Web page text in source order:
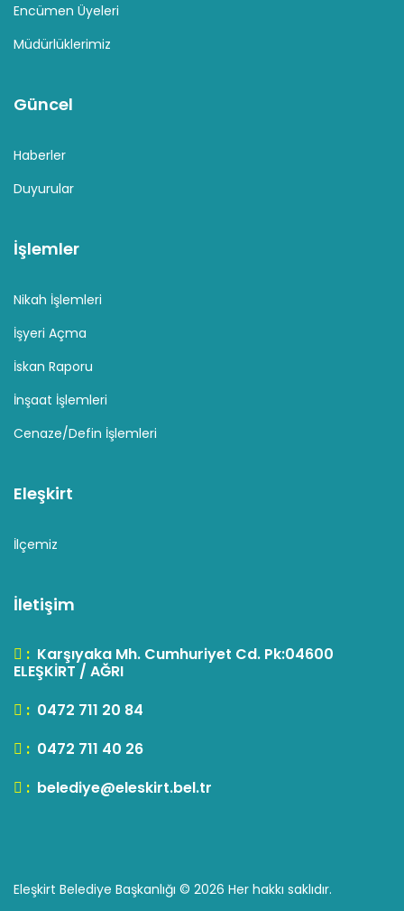
Encümen Üyeleri
Müdürlüklerimiz
Güncel
Haberler
Duyurular
İşlemler
Nikah İşlemleri
İşyeri Açma
İskan Raporu
İnşaat İşlemleri
Cenaze/Defin İşlemleri
Eleşkirt
İlçemiz
İletişim
: Karşıyaka Mh. Cumhuriyet Cd. Pk:04600
ELEŞKİRT / AĞRI
: 0472 711 20 84
: 0472 711 40 26
: belediye@eleskirt.bel.tr
Eleşkirt Belediye Başkanlığı © 2026 Her hakkı saklıdır.